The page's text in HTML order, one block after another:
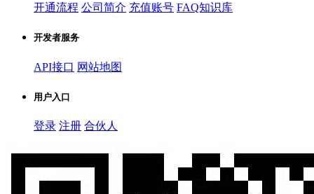
开通流程 公司简介 充值账号 FAQ知识库
开发者服务
API接口 网站地图
用户入口
登录 注册 合伙人